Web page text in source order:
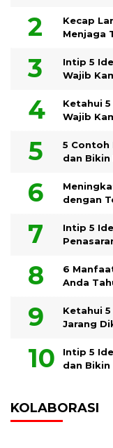
Kecap
Menjaga
Intip 5
Wajib
Ketahui
Wajib
5 Contoh
dan Bikin
dengan
Intip 5
6
Anda
Ketahui
Jarang
Intip 5
dan Bikin
KOLABORASI